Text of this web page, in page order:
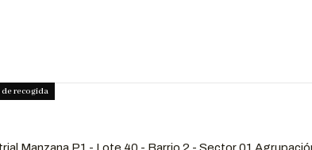
de recogida